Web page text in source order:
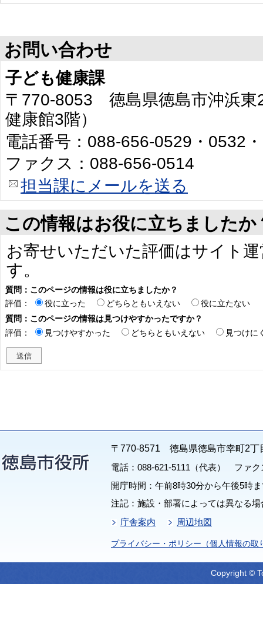
お問い合わせ
子ども健康課
〒770-8053 徳島県徳島市沖浜東
健康館3階）
電話番号：088-656-0529・0532
ファクス：088-656-0514
担当課にメールを送る
この情報はお役に立ちましたか
お寄せいただいた評価はサイト
す。
質問：このページの情報は役に立ちましたか？
評価：
役に立った どちらともいえない
役に立たない
質問：このページの情報は見つけやすかったですか？
評価：
見つけやすかった どちらともいえない 見つけに
〒770-8571 徳島県徳島市幸町2丁
電話：088-621-5111（代表） ファク
開庁時間：午前8時30分から午後5時
注記：施設・部署によっては異なる
庁舎案内
周辺地図
プライバシー・ポリシー（個人情報の取
Copyright ©